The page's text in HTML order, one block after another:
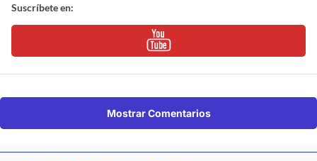
Suscríbete en:
Mostrar Comentarios